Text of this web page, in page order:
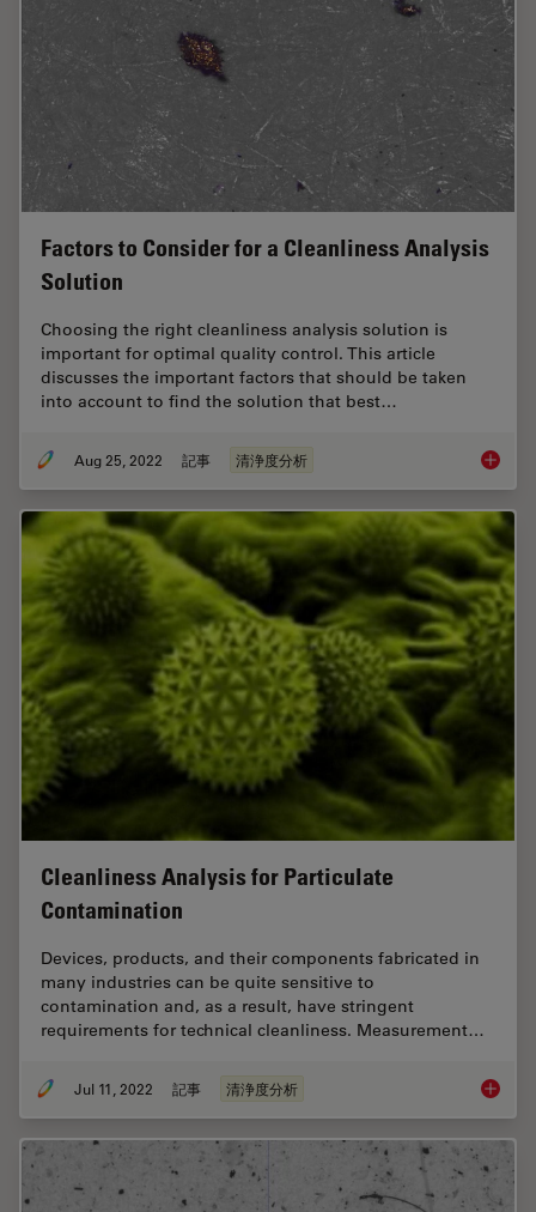
Factors to Consider for a Cleanliness Analysis
Solution
Choosing the right cleanliness analysis solution is
important for optimal quality control. This article
discusses the important factors that should be taken
into account to find the solution that best…
Aug 25, 2022 記事 清浄度分析 Factors
Cleanliness Analysis for Particulate
Contamination
Devices, products, and their components fabricated in
many industries can be quite sensitive to
contamination and, as a result, have stringent
requirements for technical cleanliness. Measurement…
Jul 11, 2022 記事 清浄度分析